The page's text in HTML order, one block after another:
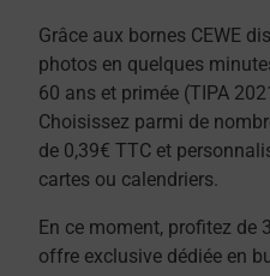
Grâce aux bornes CEWE
photos en quelques
60 ans et primée (TIPA
Choisissez parmi de
de 0,39€ TTC et
cartes ou calendriers.
En ce moment, profitez de
offre exclusive dédiée en